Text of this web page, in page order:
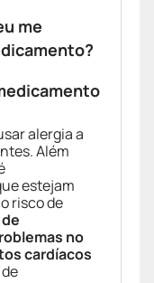
me
alergia a
Além
estejam
risco de
no
cardíacos